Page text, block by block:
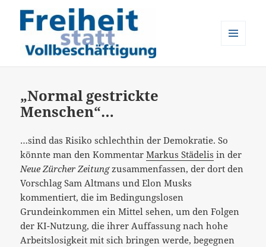
„Normal gestrickte
Menschen“…
…sind das Risiko schlechthin der Demokratie. So
könnte man den KommentarMarkus Städelis in der
Neue Zürcher Zeitungzusammenfassen, der dort den
Vorschlag Sam Altmans und Elon Musks
kommentiert, die im Bedingungslosen
Grundeinkommen ein Mittel sehen, um den Folgen
der KI-Nutzung, die ihrer Auffassung nach hohe
Arbeitslosigkeit mit sich bringen werde, begegnen